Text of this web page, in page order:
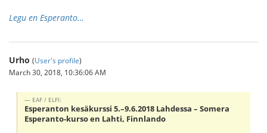
Legu en Esperanto…
Urho (User's profile)
March 30, 2018, 10:36:06 AM
EAF / ELFI:
Esperanton kesäkurssi 5.–9.6.2018 Lahdessa – Somera
Esperanto-kurso en Lahti, Finnlando